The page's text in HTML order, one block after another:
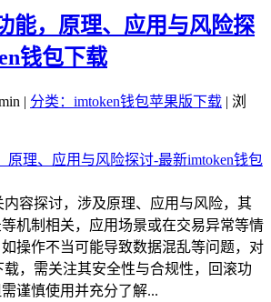
能，原理、应用与风险探
钱包下载
| 分类：imtoken钱包苹果版下载 | 浏
容探讨，涉及原理、应用与风险，其
机制相关，应用场景或在交易异常等情
操作不当可能导致数据混乱等问题，对
载，需关注其安全性与合规性，回滚功
谨慎使用并充分了解...